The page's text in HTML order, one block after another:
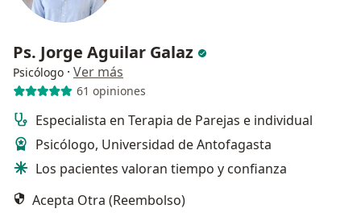
Ps. Jorge Aguilar Galaz
Psicólogo · Ver más
61 opiniones
Especialista en Terapia de Parejas e individual
Psicólogo, Universidad de Antofagasta
Los pacientes valoran tiempo y confianza
Acepta Otra (Reembolso)